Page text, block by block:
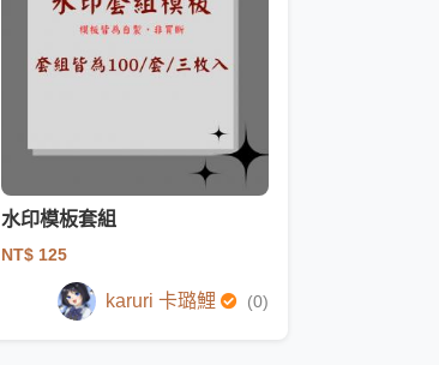
水印模板套組
NT$ 125
karuri 卡璐鯉 (0)